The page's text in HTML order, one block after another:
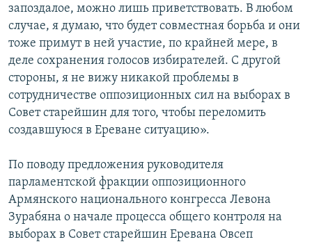
запоздалое, можно лишь приветствовать. В любом
случае, я думаю, что будет совместная борьба и они
тоже примут в ней участие, по крайней мере, в
деле сохранения голосов избирателей. С другой
стороны, я не вижу никакой проблемы в
сотрудничестве оппозиционных сил на выборах в
Совет старейшин для того, чтобы переломить
создавшуюся в Ереване ситуацию».
По поводу предложения руководителя
парламентской фракции оппозиционного
Армянского национального конгресса Левона
Зурабяна о начале процесса общего контроля на
выборах в Совет старейшин Еревана Овсеп